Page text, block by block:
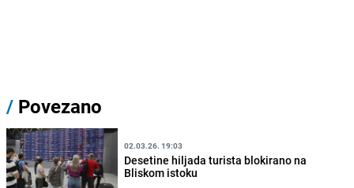
/ Povezano
02.03.26. 19:03
Desetine hiljada turista blokirano na
Bliskom istoku